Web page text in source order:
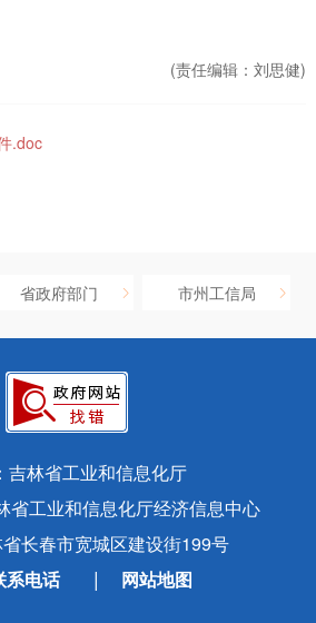
(责任编辑：刘思健)
.doc
省政府部门 市州工信局
吉林省工业和信息化厅
省工业和信息化厅经济信息中心
长春市宽城区建设街199号
系电话
网站地图